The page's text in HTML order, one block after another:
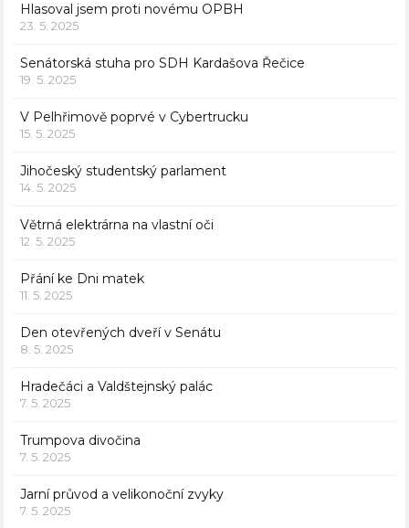
Hlasoval jsem proti novému OPBH
23. 5. 2025
Senátorská stuha pro SDH Kardašova Řečice
19. 5. 2025
V Pelhřimově poprvé v Cybertrucku
15. 5. 2025
Jihočeský studentský parlament
14. 5. 2025
Větrná elektrárna na vlastní oči
12. 5. 2025
Přání ke Dni matek
11. 5. 2025
Den otevřených dveří v Senátu
8. 5. 2025
Hradečáci a Valdštejnský palác
7. 5. 2025
Trumpova divočina
7. 5. 2025
Jarní průvod a velikonoční zvyky
7. 5. 2025